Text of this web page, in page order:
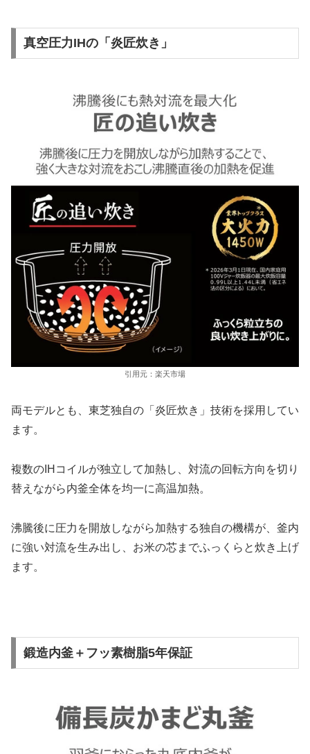
真空圧力IHの「炎匠炊き」
引用元：楽天市場
両モデルとも、東芝独自の「炎匠炊き」技術を採用してい
ます。
複数のIHコイルが独立して加熱し、対流の回転方向を切り
替えながら内釜全体を均一に高温加熱。
沸騰後に圧力を開放しながら加熱する独自の機構が、釜内
に強い対流を生み出し、お米の芯までふっくらと炊き上げ
ます。
鍛造内釜＋フッ素樹脂5年保証